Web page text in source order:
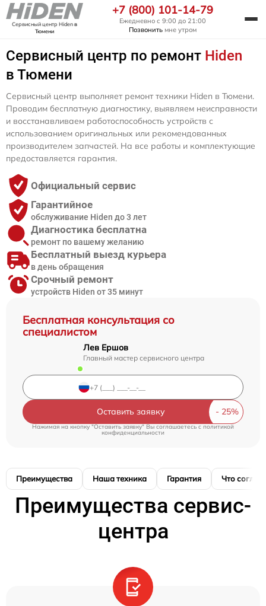
Сервисный центр Hidenв
Тюмени
+7 (800) 101-14-79
Ежедневно с 9:00 до 21:00
Позвонить мне утром
Сервисный центр по ремонт Hiden
в Тюмени
Бесплатная консультация со
специалистом
Лев Ершов
Главный мастер сервисного центра
Оставить заявку
Нажимая на кнопку "Оставить заявку" Вы соглашаетесь c политикой
конфиденциальности
Сервисный центр выполняет ремонт техники Hiden в Тюмени.
Проводим бесплатную диагностику, выявляем неисправности
и восстанавливаем работоспособность устройств с
использованием оригинальных или рекомендованных
производителем запчастей. На все работы и комплектующие
предоставляется гарантия.
Официальный сервис
Гарантийное
обслуживание Hiden до 3 лет
Диагностика бесплатна
ремонт по вашему желанию
Бесплатный выезд курьера
в день обращения
Срочный ремонт
устройств Hiden от 35 минут
Преимущества Наша техника Гарантия Что
Преимущества сервис-
центра